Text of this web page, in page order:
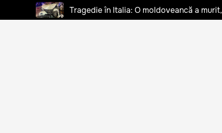
Tragedie în Italia: O moldoveancă a